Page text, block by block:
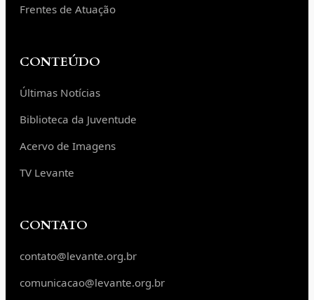
Frentes de Atuação
CONTEÚDO
Últimas Notícias
Biblioteca da Juventude
Acervo de Imagens
TV Levante
CONTATO
contato@levante.org.br
comunicacao@levante.org.br